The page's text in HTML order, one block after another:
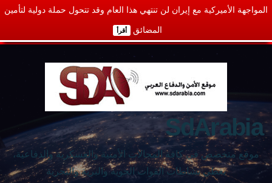
المواجهة الأميركية مع إيران لن تنتهي هذا العام وقد تتحول حملة دولية لتأمين
المضائق أقرأ
SdArabia
موقع متخصص في كافة المجالات الأمنية والعسكرية والدفاعية،
يغطي نشاطات القوات الجوية والبرية والبحرية